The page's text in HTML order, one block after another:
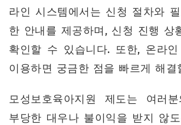
라인 시스템에서는 신청 절차와
한 안내를 제공하며, 신청 진행 상
확인할 수 있습니다. 또한, 온라
이용하면 궁금한 점을 빠르게 해결
모성보호육아지원 제도는 여러
부당한 대우나 불이익을 받지 않